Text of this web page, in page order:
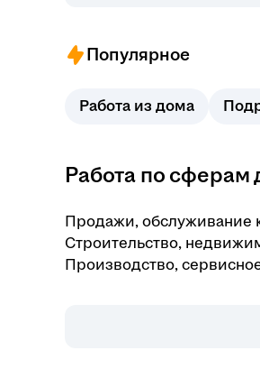
Популярное
Работа из дома
Работа по сферам
Продажи, обслуживание
Строительство,
Производство,